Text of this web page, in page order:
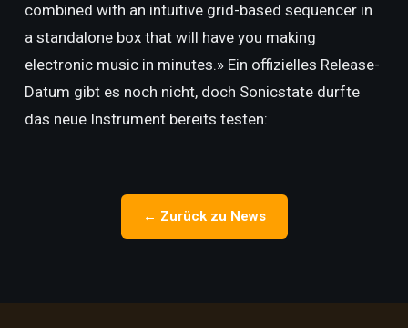
combined with an intuitive grid-based sequencer in
a standalone box that will have you making
electronic music in minutes.» Ein offizielles Release-
Datum gibt es noch nicht, doch Sonicstate durfte
das neue Instrument bereits testen:
← Zurück zu News